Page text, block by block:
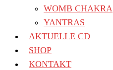
WOMB CHAKRA
YANTRAS
AKTUELLE CD
SHOP
KONTAKT